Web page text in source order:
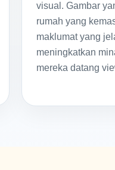
visual. Gambar
rumah yang
maklumat yang
meningkatkan
mereka datang